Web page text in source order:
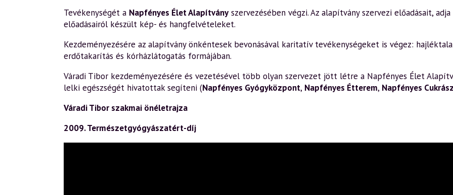
Tevékenységét a Napfényes Élet Alapítványszervezésében végzi. Az alapítvány szervezi előadásait,
előadásairól készült kép- és hangfelvételeket.
Kezdeményezésére az alapítvány önkéntesek bevonásával karitatív tevékenységeket is végez:
erdőtakarítás és kórházlátogatás formájában.
Váradi Tibor kezdeményezésére és vezetésével több olyan szervezet jött létre a Napfényes Élet
lelki egészségét hivatottak segíteni (Napfényes Gyógyközpont, Napfényes Étterem, Napfényes
Váradi Tibor szakmai önéletrajza
2009. Természetgyógyászatért-díj